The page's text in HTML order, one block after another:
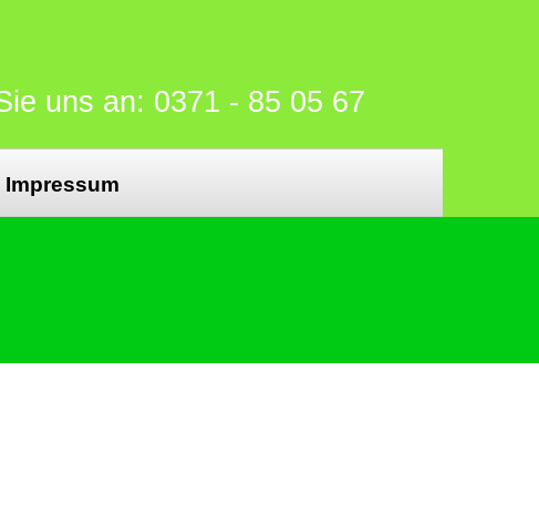
uns an: 0371 - 85 05 67
Impressum